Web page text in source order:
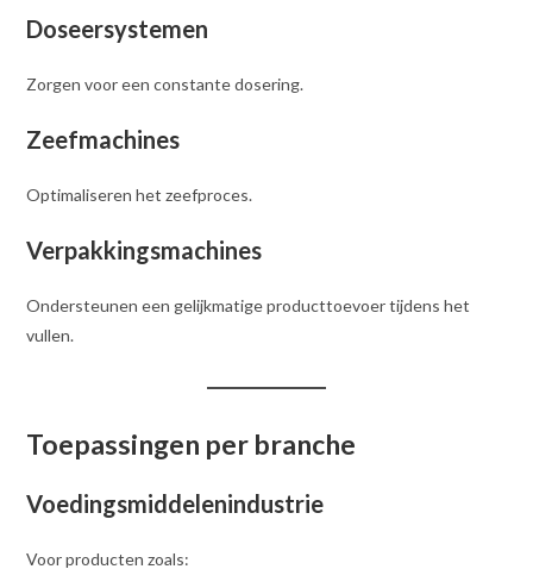
Doseersystemen
Zorgen voor een constante dosering.
Zeefmachines
Optimaliseren het zeefproces.
Verpakkingsmachines
Ondersteunen een gelijkmatige producttoevoer tijdens het
vullen.
Toepassingen per branche
Voedingsmiddelenindustrie
Voor producten zoals: